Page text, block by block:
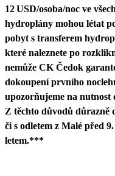
12 USD/osoba/noc ve
hydroplány mohou létat
pobyt s transferem
které naleznete po
nemůže CK Čedok
dokoupení prvního
upozorňujeme na nutnost
Z těchto důvodů důrazně
či s odletem z Malé před
letem.***